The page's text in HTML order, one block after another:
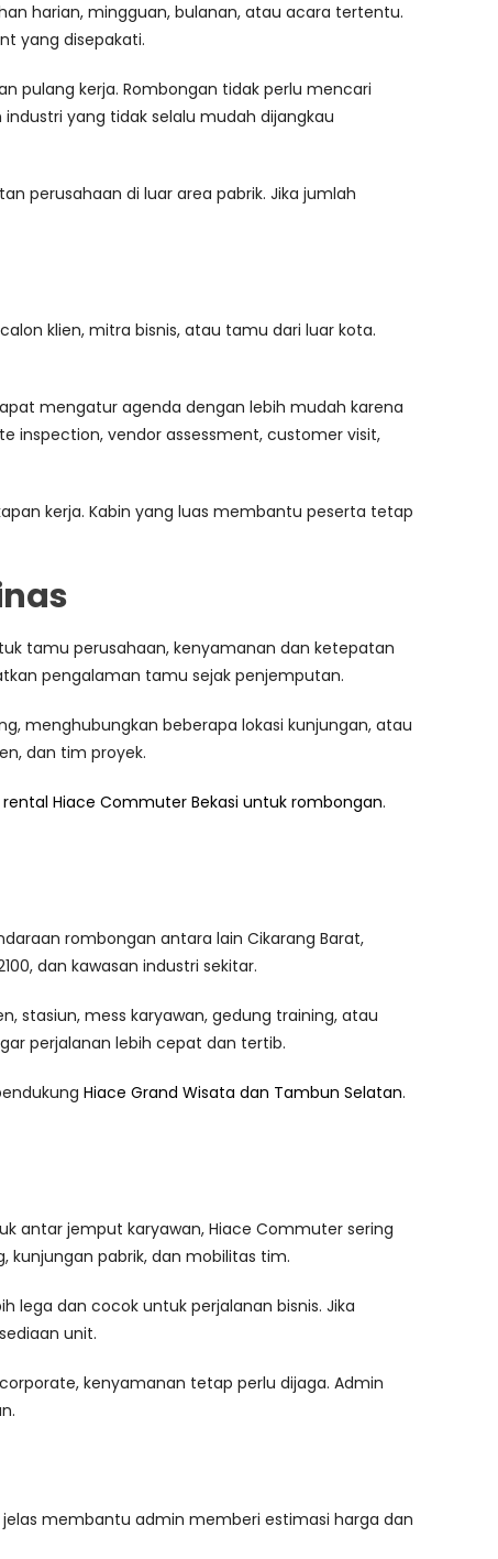
harian, mingguan, bulanan, atau acara tertentu.
yang disepakati.
pulang kerja. Rombongan tidak perlu mencari
yang tidak selalu mudah dijangkau
perusahaan di luar area pabrik. Jika jumlah
klien, mitra bisnis, atau tamu dari luar kota.
mengatur agenda dengan lebih mudah karena
inspection, vendor assessment, customer visit,
kerja. Kabin yang luas membantu peserta tetap
tamu perusahaan, kenyamanan dan ketepatan
pengalaman tamu sejak penjemputan.
menghubungkan beberapa lokasi kunjungan, atau
dan tim proyek.
rental Hiace Commuter Bekasi untuk rombongan.
rombongan antara lain Cikarang Barat,
dan kawasan industri sekitar.
stasiun, mess karyawan, gedung training, atau
perjalanan lebih cepat dan tertib.
Hiace Grand Wisata dan Tambun Selatan.
antar jemput karyawan, Hiace Commuter sering
kunjungan pabrik, dan mobilitas tim.
lega dan cocok untuk perjalanan bisnis. Jika
unit.
kenyamanan tetap perlu dijaga. Admin
membantu admin memberi estimasi harga dan